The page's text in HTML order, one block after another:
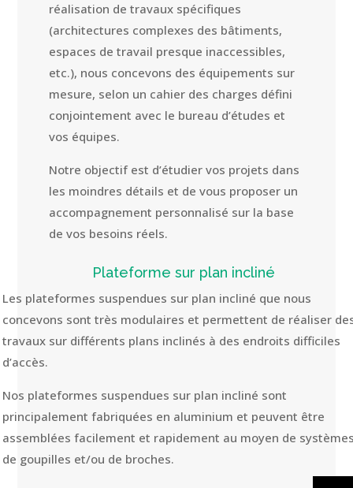
réalisation de travaux spécifiques
(architectures complexes des bâtiments,
espaces de travail presque inaccessibles,
etc.), nous concevons des équipements sur
mesure, selon un cahier des charges défini
conjointement avec le bureau d’études et
vos équipes.
Notre objectif est d’étudier vos projets dans
les moindres détails et de vous proposer un
accompagnement personnalisé sur la base
de vos besoins réels.
Plateforme sur plan incliné
Les plateformes suspendues sur plan incliné que nous
concevons sont très modulaires et permettent de réaliser
travaux sur différents plans inclinés à des endroits difficiles
d’accès.
Nos plateformes suspendues sur plan incliné sont
principalement fabriquées en aluminium et peuvent être
assemblées facilement et rapidement au moyen de
de goupilles et/ou de broches.